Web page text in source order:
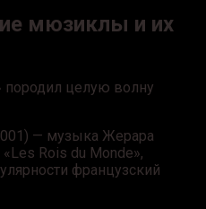
мюзиклы и их
породил целую волну
— музыка Жерара
Rois du Monde»,
французский